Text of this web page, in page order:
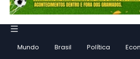
Mundo Brasil Política